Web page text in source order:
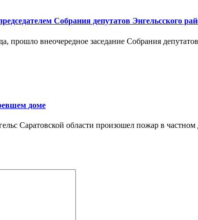
Собрания депутатов Энгельсского
прошло внеочередное заседание Собрания
доме
Саратовской области произошел пожар в